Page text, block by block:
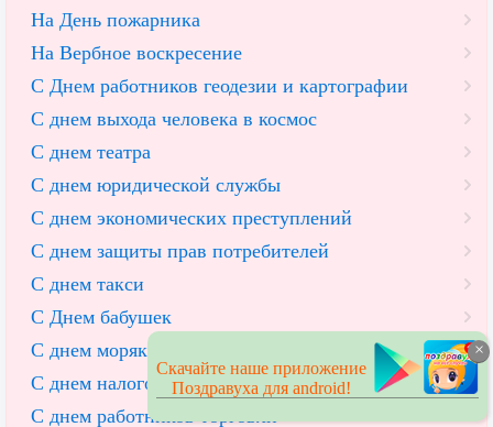
На День пожарника
На Вербное воскресение
С Днем работников геодезии и картографии
С днем выхода человека в космос
С днем театра
С днем юридической службы
С днем экономических преступлений
С днем защиты прав потребителей
С днем такси
С Днем бабушек
С днем моряка
С днем налоговой
С днем работников торговли
×
Скачайте наше приложение
Поздравуха для android!